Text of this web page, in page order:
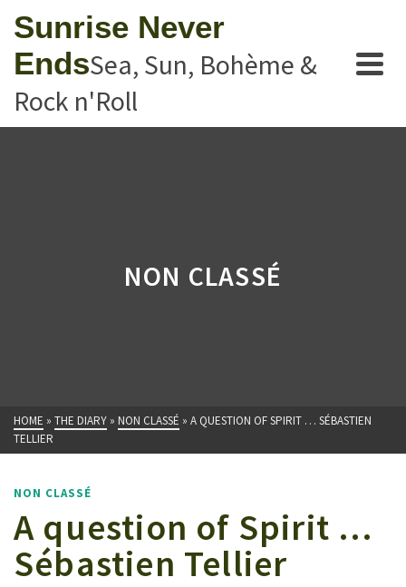
Sunrise Never
EndsSea, Sun, Bohème &
Rock n'Roll
NON CLASSÉ
HOME » THE DIARY » NON CLASSÉ » A QUESTION OF SPIRIT … SÉBASTIEN
TELLIER
NON CLASSÉ
A question of Spirit …
Sébastien Tellier